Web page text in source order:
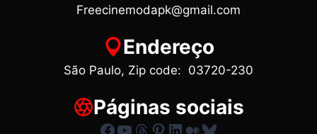
Freecinemodapk@gmail.com
Endereço
São Paulo, Zip code: 03720-230
Páginas sociais
Facebook
Youtube
Threads
Pinterest
LinkedIn
Medium
Bluesky